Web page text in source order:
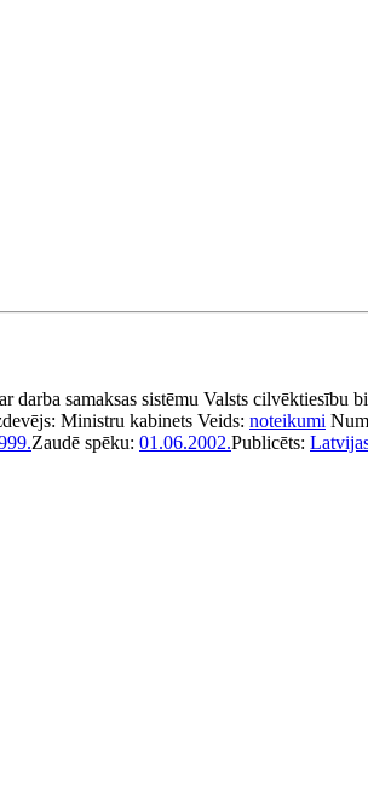
darba samaksas sistēmu Valsts cilvēktiesību
Ministru kabinets Veids: noteikumi
Zaudē spēku: 01.06.2002.Publicēts: